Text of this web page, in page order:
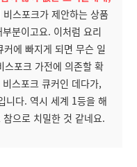
비스포크가 제안하는 상품
분이고요. 이처럼 요리
에 빠지게 되면 무슨 일
스포크 가전에 의존할 확
스포크 큐커인 데다가,
니다. 역시 세계 1등을 해
으로 치밀한 것 같네요.